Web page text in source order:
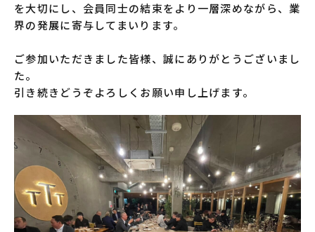
を大切にし、会員同士の結束をより一層深めながら、業
界の発展に寄与してまいります。
ご参加いただきました皆様、誠にありがとうございまし
た。
引き続きどうぞよろしくお願い申し上げます。